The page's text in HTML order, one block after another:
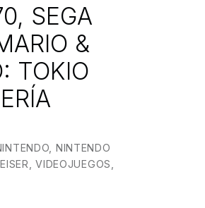
SEGA
&
TOKIO
NINTENDO
,VIDEOJUEGOS